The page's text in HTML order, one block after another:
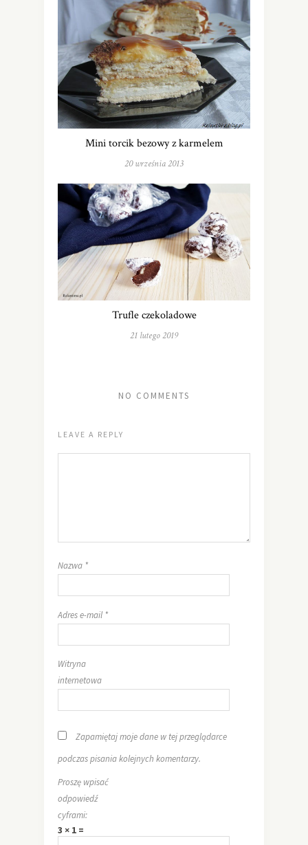
Mini torcik bezowy z karmelem
20 września 2013
Trufle czekoladowe
21 lutego 2019
NO COMMENTS
LEAVE A REPLY
Nazwa *
Adres e-mail *
Witryna
internetowa
Zapamiętaj moje dane w tej przeglądarce
podczas pisania kolejnych komentarzy.
Proszę wpisać
odpowiedź
cyframi:
3 × 1 =